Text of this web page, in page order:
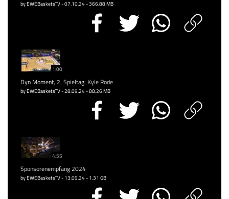
by EWEBasketsTV - 07.10.24 - 366.88 MB
1:00
Dyn Moment, 2. Spieltag: Kyle Rode
by EWEBasketsTV - 28.09.24 - 88.26 MB
4:55
Sponsorenempfang 2024
by EWEBasketsTV - 13.09.24 - 1.31 GB